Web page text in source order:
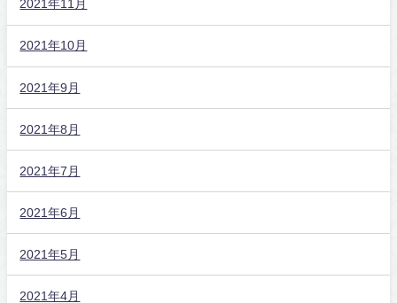
2021年11月
2021年10月
2021年9月
2021年8月
2021年7月
2021年6月
2021年5月
2021年4月